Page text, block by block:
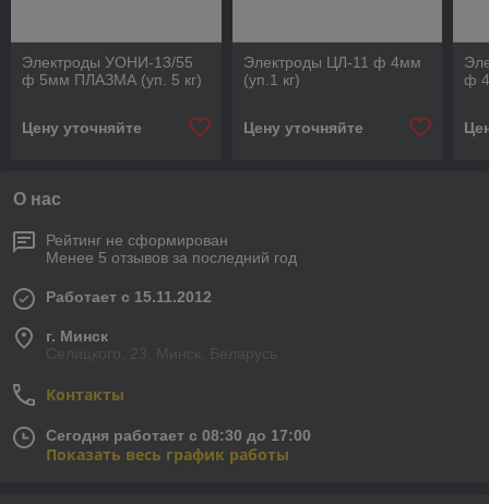
Электроды УОНИ-13/55
ф 5мм ПЛАЗМА (уп. 5 кг)
Цену уточняйте
Электроды ЦЛ-11 ф 4мм
(уп.1 кг)
Цену уточняйте
ф
О нас
Рейтинг не сформирован
Менее 5 отзывов за последний год
Работает с 15.11.2012
г. Минск
Селицкого, 23, Минск, Беларусь
Контакты
Сегодня работает с 08:30 до 17:00
Показать весь график работы